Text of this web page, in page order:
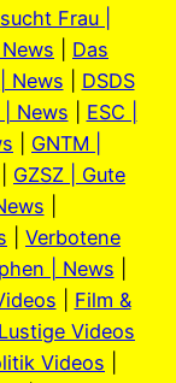
Frau |
Das
News
DSDS
| News
ESC |
GNTM |
GZSZ | Gute
Verbotene
| News
Film &
Lustige Videos
Videos